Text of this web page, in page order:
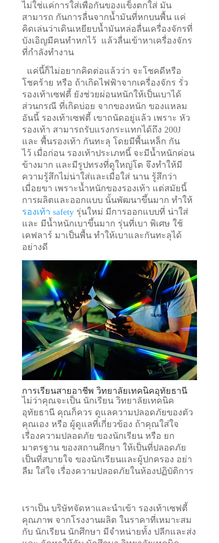
ไม่ใช่แค่การใส่เพื่อกันของแข็งตกใส่ มัน
สามารถ กันการลื่นจากน้ำมันที่หกบนพื้น แค่
คิดเล่นว่าเดินเหยียบน้ำมันหล่อลื่นเครื่องจักรที่
บังเอิญมีคนทำหกไว้ แล้วลื่นเข้าหาเครื่องจักร
ที่กำลังทำงาน
แค่นี้ก็ไม่อยากคิดต่อแล้วว่า จะโชคดีหรือ
โชคร้าย หรือ ถ้าเกิดไฟฟ้าจากเครื่องจักร รั่ว
รองเท้าเซฟตี้ ยังช่วยผ่อนหนักให้เป็นเบาได้
ส่วนกรณี ที่เกิดบ่อย จากของหนัก ของแหลม
อันนี้ รองเท้าเซฟตี้ เขาถนัดอยู่แล้ว เพราะ หัว
รองเท้า สามารถรับแรงกระแทกได้ถึง 200J
และ พื้นรองเท้า กันทะลุ โดยมีพื้นเหล็ก กัน
ไว้ เมื่อก่อน รองเท้าประเภทนี้ จะมีน้ำหนักค่อน
ข้างมาก และมีรูปทรงที่ดูใหญ่โต จึงทำให้มี
ความรู้สึกไม่น่าใส่และเมื่อใส่ นาน รู้สึกว่า
เมื่อยขา เพราะน้ำหนักของรองเท้า แต่สมัยนี้
การผลิตและออกแบบ นั้นพัฒนาขึ้นมาก ทำให้
รองเท้า safetyรุ่นใหม่ มีการออกแบบที่ น่าใส่
และ มีน้ำหนักเบาขึ้นมาก รุ่นที่เบา พิเศษ ใช้
เคฟลาร์ มาเป็นพื้น ทำให้เบาและกันทะลุได้
อย่างดี
การเรียนสายอาชีพ วิทยาลัยเทคนิคอุทัยธานี
ไม่ว่าคุณจะเป็น นักเรียน วิทยาลัยเทคนิค
อุทัยธานี คุณก็ควร ดูแลความปลอดภัยของตัว
คุณเอง หรือ ผู้ดูแลที่เกี่ยวข้อง ถ้าคุณใส่ใจ
เรื่องความปลอดภัย ของนักเรียน หรือ ยก
มาตรฐาน ของสถานศึกษา ให้เป็นที่ปลอดภัย
เป็นที่สบายใจ ของนักเรียนและผู้ปกครอง อย่า
ลืม ใส่ใจ เรื่องความปลอดภัยในห้องปฏิบัติการ
เราเป็น บริษัทจัดหาและนำเข้า รองเท้าเซฟตี้
คุณภาพ จากโรงงานผลิต ในราคาที่เหมาะสม
กับ นักเรียน นักศึกษา มีจำหน่ายทั้ง ปลีกและส่ง